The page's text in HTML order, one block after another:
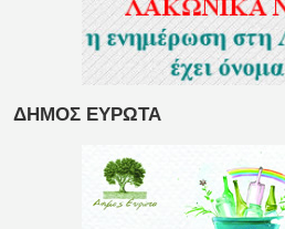
ΔΗΜΟΣ ΕΥΡΩΤΑ